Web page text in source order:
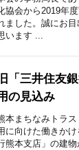
協会から2019年
ました。誠にお
います ...
旧「三井住友
の見込み
本まちなみトラ
に向けた働きか
熊本支店」の建